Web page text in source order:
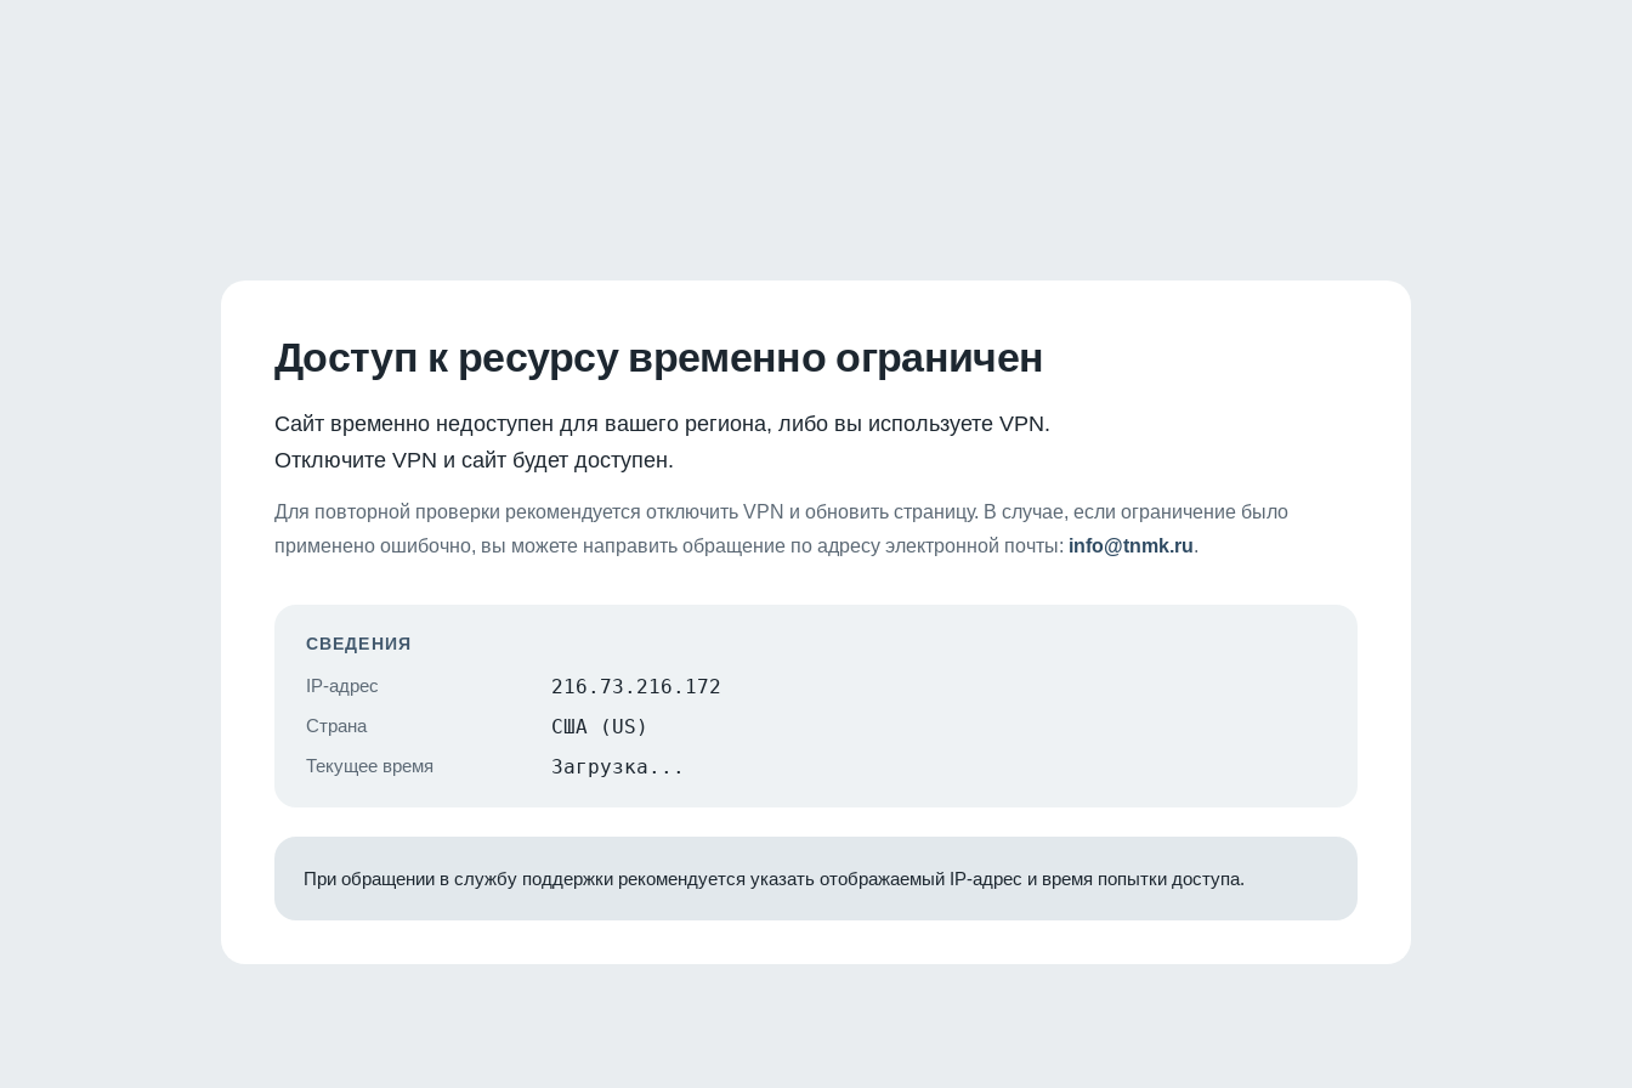
Доступ к ресурсу временно ограничен
Сайт временно недоступен для вашего региона, либо вы используете VPN.
Отключите VPN и сайт будет доступен.
Для повторной проверки рекомендуется отключить VPN и обновить страницу. В случае, если ограничение было
применено ошибочно, вы можете направить обращение по адресу электронной почты: info@tnmk.ru.
СВЕДЕНИЯ
IP-адрес 216.73.216.172
Страна США (US)
Текущее время Загрузка...
При обращении в службу поддержки рекомендуется указать отображаемый IP-адрес и время попытки доступа.